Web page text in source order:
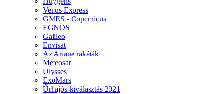
Venus Express
GMES - Copernicus
EGNOS
Galileo
Envisat
Az Ariane rakéták
Meteosat
Ulysses
ExoMars
Űrhajós-kiválasztás 2021